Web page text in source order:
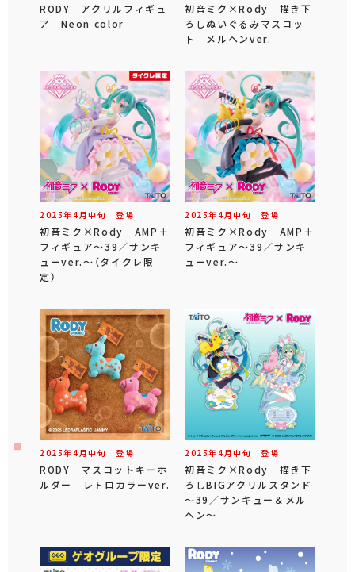
RODY アクリルフィギュ
ア Neon color
初音ミク×Rody 描き下
ろしぬいぐるみマスコッ
ト メルヘンver.
2025年4 月中旬 登場
初音ミク×Rody AMP＋
フィギュア～39／サンキ
ューver.～（タイクレ限
定）
2025年4 月中旬 登場
初音ミク×Rody AMP＋
フィギュア～39／サンキ
ューver.～
2025年4 月中旬 登場
RODY マスコットキーホ
ルダー レトロカラーver.
2025年4 月中旬 登場
初音ミク×Rody 描き下
ろしBIGアクリルスタンド
～39／サンキュー＆メル
ヘン～